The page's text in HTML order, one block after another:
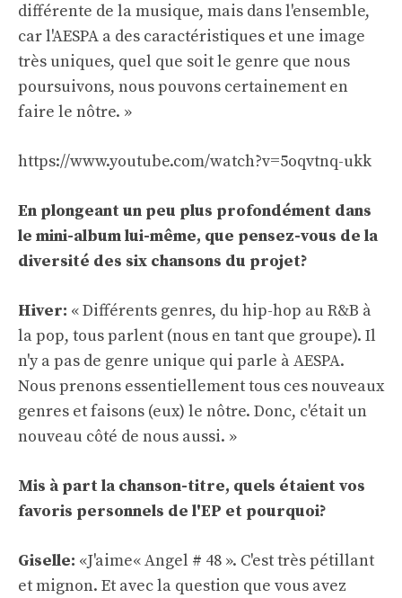
différente de la musique, mais dans l'ensemble,
car l'AESPA a des caractéristiques et une image
très uniques, quel que soit le genre que nous
poursuivons, nous pouvons certainement en
faire le nôtre. »
https://www.youtube.com/watch?v=5oqvtnq-ukk
En plongeant un peu plus profondément dans
le mini-album lui-même, que pensez-vous de la
diversité des six chansons du projet?
Hiver: « Différents genres, du hip-hop au R&B à
la pop, tous parlent (nous en tant que groupe). Il
n'y a pas de genre unique qui parle à AESPA.
Nous prenons essentiellement tous ces nouveaux
genres et faisons (eux) le nôtre. Donc, c'était un
nouveau côté de nous aussi. »
Mis à part la chanson-titre, quels étaient vos
favoris personnels de l'EP et pourquoi?
Giselle: «J'aime« Angel # 48 ». C'est très pétillant
et mignon. Et avec la question que vous avez